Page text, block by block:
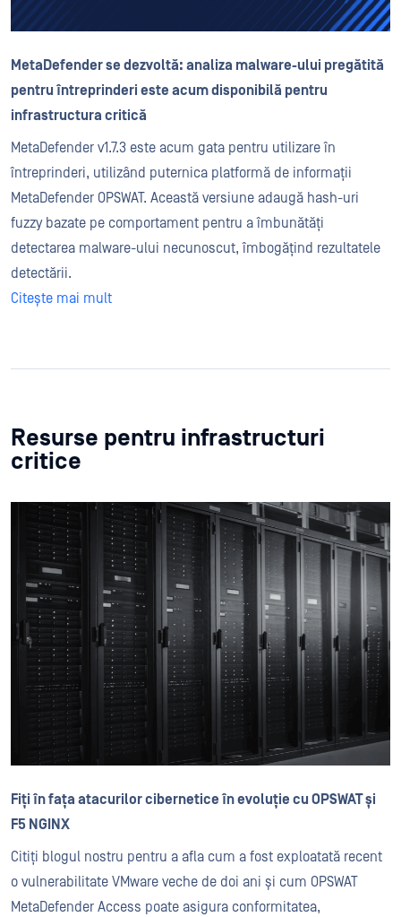
MetaDefender se dezvoltă: analiza malware-ului pregătită
pentru întreprinderi este acum disponibilă pentru
infrastructura critică
MetaDefender v1.7.3 este acum gata pentru utilizare în
întreprinderi, utilizând puternica platformă de informații
MetaDefender OPSWAT. Această versiune adaugă hash-uri
fuzzy bazate pe comportament pentru a îmbunătăți
detectarea malware-ului necunoscut, îmbogățind rezultatele
detectării.
Citește mai mult
Resurse pentru infrastructuri
critice
Fiți în fața atacurilor cibernetice în evoluție cu OPSWAT și
F5 NGINX
Citiți blogul nostru pentru a afla cum a fost exploatată recent
o vulnerabilitate VMware veche de doi ani și cum OPSWAT
MetaDefender Access poate asigura conformitatea,